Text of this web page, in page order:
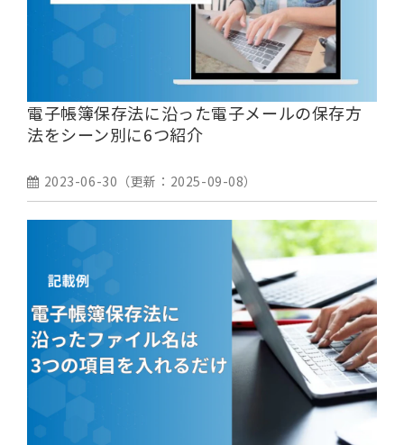
電子帳簿保存法に沿った電子メールの保存方
法をシーン別に6つ紹介
2023-06-30 （更新： 2025-09-08）